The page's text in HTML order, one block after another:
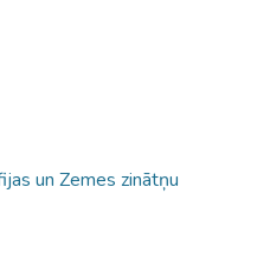
un Zemes zinātņu